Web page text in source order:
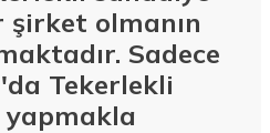
şirket olmanın
Sadece
Tekerlekli
yapmakla